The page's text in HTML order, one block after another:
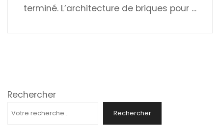
terminé. L’architecture de briques pour …
Rechercher
Rechercher